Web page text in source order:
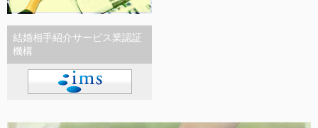
結婚相手紹介サービス業認証
機構